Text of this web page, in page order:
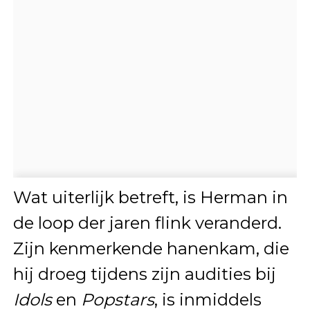
Wat uiterlijk betreft, is Herman in
de loop der jaren flink veranderd.
Zijn kenmerkende hanenkam, die
hij droeg tijdens zijn audities bij
Idolsen Popstars, is inmiddels